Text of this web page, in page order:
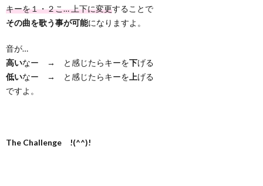
キーを１・２こ… 上下に変更することで
その曲を歌う事が可能になりますよ。
音が…
高いなー → と感じたらキーを下げる
低いなー → と感じたらキーを 上げる
ですよ。
The Challenge !(^^)!